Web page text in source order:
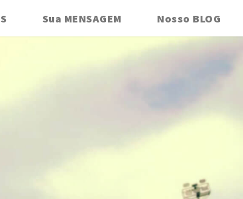
Sua MENSAGEM Nosso BLOG